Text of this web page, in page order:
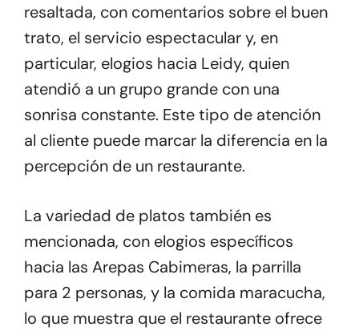
resaltada, con comentarios sobre el buen
trato, el servicio espectacular y, en
particular, elogios hacia Leidy, quien
atendió a un grupo grande con una
sonrisa constante. Este tipo de atención
al cliente puede marcar la diferencia en la
percepción de un restaurante.
La variedad de platos también es
mencionada, con elogios específicos
hacia las Arepas Cabimeras, la parrilla
para 2 personas, y la comida maracucha,
lo que muestra que el restaurante ofrece